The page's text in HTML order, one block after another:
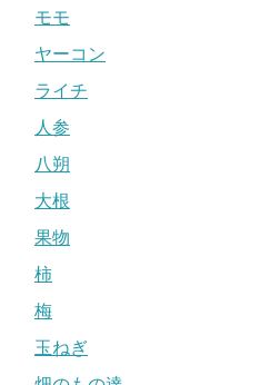
モモ
ヤーコン
ライチ
人参
八朔
大根
果物
柿
梅
玉ねぎ